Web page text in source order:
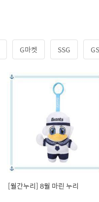
G마켓 SSG
[월간누리] 8월 마린 누리